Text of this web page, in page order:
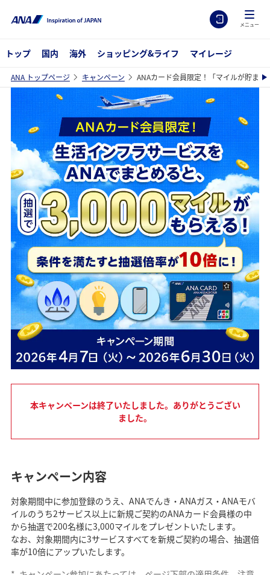
メニュー
トップ 国内 海外 ショッピング&ライフ マイレージ
ANA トップページ キャンペーン ANAカード会員限定！「マイルが貯まる
本キャンペーンは終了いたしました。ありがとうござい
ました。
キャンペーン内容
対象期間中に参加登録のうえ、ANAでんき・ANAガス・ANAモバ
イルのうち2サービス以上に新規ご契約のANAカード会員様の中
から抽選で200名様に3,000マイルをプレゼントいたします。
なお、対象期間内に3サービスすべてを新規ご契約の場合、抽選倍
率が10倍にアップいたします。